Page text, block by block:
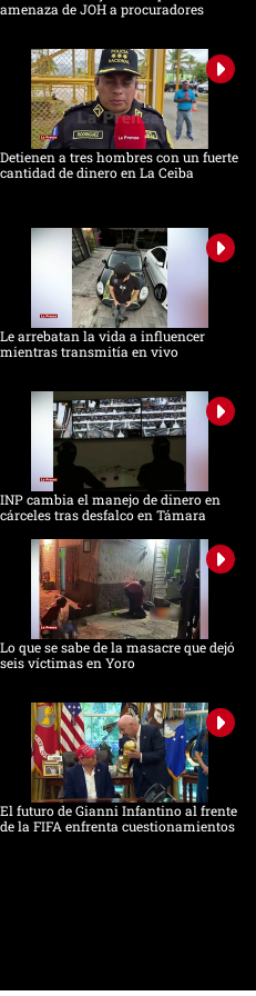
amenaza de JOH a procuradores
Detienen a tres hombres con un fuerte
cantidad de dinero en La Ceiba
Le arrebatan la vida a influencer
mientras transmitía en vivo
INP cambia el manejo de dinero en
cárceles tras desfalco en Támara
Lo que se sabe de la masacre que dejó
seis víctimas en Yoro
El futuro de Gianni Infantino al frente
de la FIFA enfrenta cuestionamientos